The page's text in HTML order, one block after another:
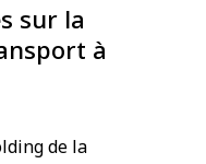
sur la
à